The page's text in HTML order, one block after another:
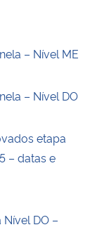
– Nível ME
– Nível DO
etapa
– datas e
DO –